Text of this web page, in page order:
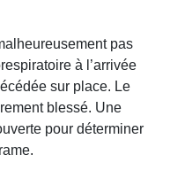
pas
à l’arrivée
sur place. Le
blessé. Une
pour déterminer